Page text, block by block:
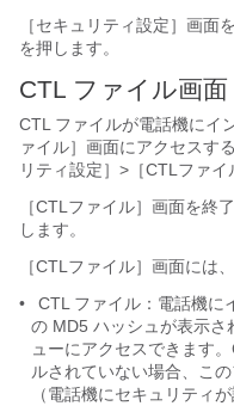
［セキュリティ設定］画面
を押します。
CTL ファイル画面
CTL ファイルが電話機にイ
ァイル］画面にアクセスす
リティ設定］>［CTLファイ
［CTLファイル］画面を終
します。
［CTLファイル］画面には
•
CTL ファイル：電話機に
の MD5 ハッシュが表示さ
ューにアクセスできます
ルされていない場合、こ
（電話機にセキュリティ